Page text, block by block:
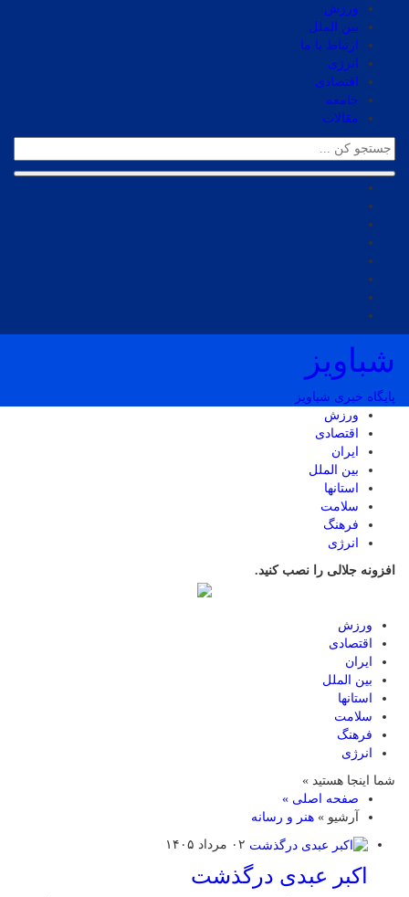
ورزش
بین الملل
ارتباط با ما
انرژی
اقتصادی
جامعه
مقالات
شباویز
پایگاه خبری شباویز
ورزش
اقتصادی
ایران
بین الملل
استانها
سلامت
فرهنگ
انرژی
افزونه جلالی را نصب کنید.
ورزش
اقتصادی
ایران
بین الملل
استانها
سلامت
فرهنگ
انرژی
شما اینجا هستید »
صفحه اصلی »
آرشیو » هنر و رسانه
۰۲ مرداد ۱۴۰۵
اکبر عبدی درگذشت